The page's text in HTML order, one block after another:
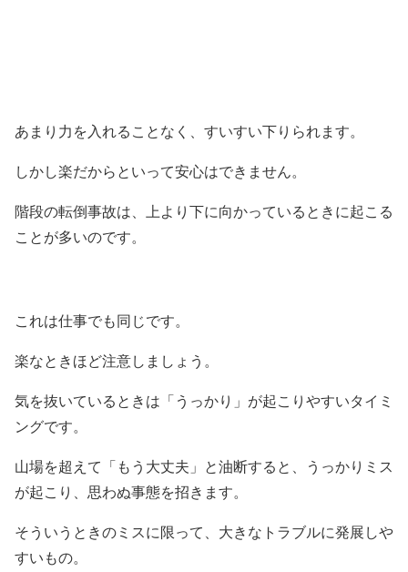
あまり力を入れることなく、すいすい下りられます。
しかし楽だからといって安心はできません。
階段の転倒事故は、上より下に向かっているときに起こる
ことが多いのです。
これは仕事でも同じです。
楽なときほど注意しましょう。
気を抜いているときは「うっかり」が起こりやすいタイミ
ングです。
山場を超えて「もう大丈夫」と油断すると、うっかりミス
が起こり、思わぬ事態を招きます。
そういうときのミスに限って、大きなトラブルに発展しや
すいもの。